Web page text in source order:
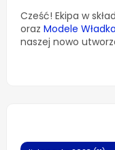
Cześć! Ekipa w
oraz Modele Władka
naszej nowo